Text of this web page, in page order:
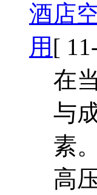
酒店
用 [
在
与
素
高